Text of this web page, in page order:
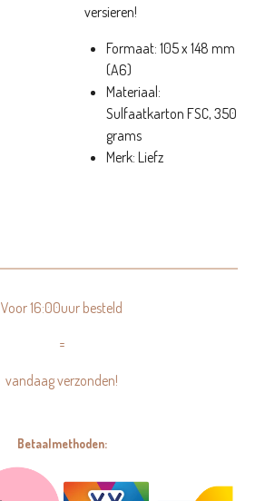
versieren!
Formaat: 105 x 148 mm
(A6)
Materiaal:
Sulfaatkarton FSC, 350
grams
Merk: Liefz
Voor 16:00uur besteld
=
vandaag verzonden!
Betaalmethoden: